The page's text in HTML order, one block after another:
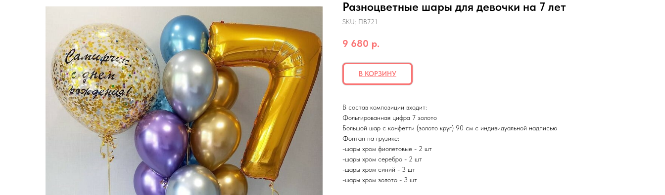
Разноцветные шары для девочки на 7 лет
SKU: ПВ721
9 680 р.
В КОРЗИНУ
В состав композиции входит:
Фольгированная цифра 7 золото
Большой шар с конфетти (золото круг) 90 см с индивидуальной надписью
Фонтан на грузике:
-шары хром фиолетовые - 2 шт
-шары хром серебро - 2 шт
-шары хром синий - 3 шт
-шары хром золото - 3 шт